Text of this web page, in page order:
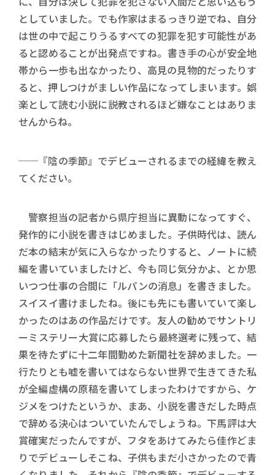
としていました。でも作家はまるっきり逆でね、自分
は世の中で起こりうるすべての犯罪を犯す可能性があ
ると認めることが出発点ですね。書き手の心が安全地
帯から一歩も出なかったり、高見の見物的だったりす
ると、押しつけがましい作品になってしまいます。娯
楽として読む小説に説教されるほど嫌なことはありま
せんからね。
──『陰の季節』でデビューされるまでの経緯を教え
てください。
警察担当の記者から県庁担当に異動になってすぐ、
発作的に小説を書きはじめました。子供時代は、読ん
だ本の結末が気に入らなかったりすると、ノートに続
編を書いていましたけど、今も同じ気分かよ、とか思
いつつ仕事の合間に「ルパンの消息」を書きました。
スイスイ書けましたね。後にも先にも書いていて楽し
かったのはあの作品だけです。友人の勧めでサントリ
ーミステリー大賞に応募したら最終選考に残って、結
果を待たずに十二年間勤めた新聞社を辞めました。一
行たりとも嘘を書いてはならない世界で生きてきた私
が全編虚構の原稿を書いてしまったわけですから、ケ
ジメをつけたというか、まあ、小説を書きだした時点
で辞める決心はついていたんでしょうね。下馬評は大
賞確実だったんですが、フタをあけてみたら佳作どま
りでデビューしそこね、子供もまだ小さかったので青